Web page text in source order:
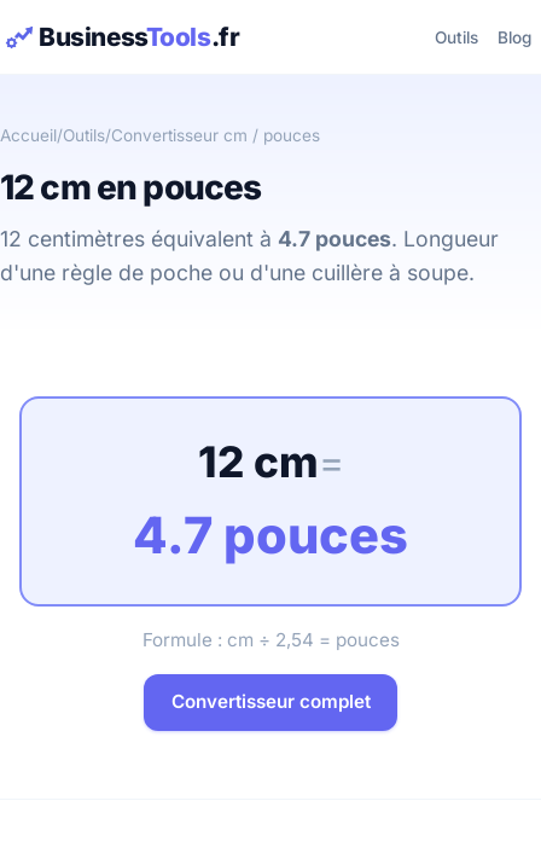
BusinessTools.fr Outils Blog
Accueil/Outils/Convertisseur cm / pouces
12 cm en pouces
12 centimètres équivalent à 4.7 pouces. Longueur
d'une règle de poche ou d'une cuillère à soupe.
12 cm=
4.7 pouces
Formule : cm ÷ 2,54 = pouces
Convertisseur complet